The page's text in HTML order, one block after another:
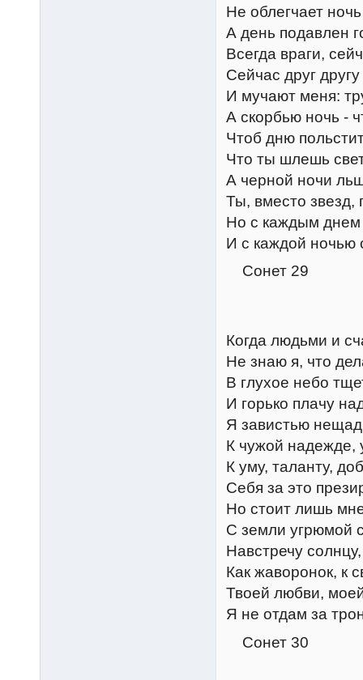
Не облегчает
А день подавлен
Всегда враги,
Сейчас друг
И мучают меня:
А скорбью ночь -
Чтоб дню
Что ты шлешь
А черной ночи
Ты, вместо звезд,
Но с каждым днем
И с каждой ночью
Сонет 29
Когда людьми и
Не знаю я, что
В глухое небо
И горько плачу
Я завистью
К чужой надежде,
К уму, таланту,
Себя за это
Но стоит лишь
С земли угрюмой
Навстречу
Как жаворонок, к
Твоей любви,
Я не отдам за
Сонет 30